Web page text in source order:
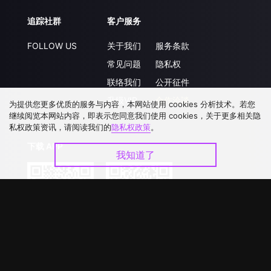
追踪社群
FOLLOW US
客户服务
关于我们
常见问题
联络我们
升级VIP
服务条款
隐私权
公开征件
合作洽談
下载 APP
为提供您更多优质的服务与内容，本网站使用 cookies 分析技术。若您
继续阅览本网站内容，即表示您同意我们使用 cookies，关于更多相关隐
私权政策资讯，请阅读我们的隐私权政策。
我知道了